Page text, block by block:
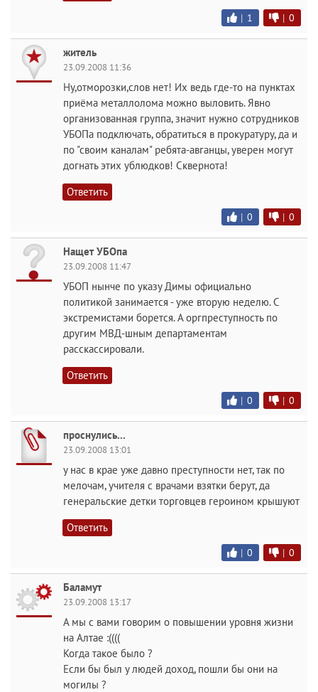
| 1 | 0
житель
23.09.2008 11:36
Ну,отморозки,слов нет! Их ведь где-то на пунктах
приёма металлолома можно выловить. Явно
организованная группа, значит нужно сотрудников
УБОПа подключать, обратиться в прокуратуру, да и
по "своим каналам" ребята-авганцы, уверен могут
догнать этих ублюдков! Сквернота!
Ответить
| 0 | 0
Нащет УБОпа
23.09.2008 11:47
УБОП нынче по указу Димы официально
политикой занимается - уже вторую неделю. С
экстремистами борется. А оргпреступность по
другим МВД-шным департаментам
расскассировали.
Ответить
| 0 | 0
проснулись...
23.09.2008 13:01
у нас в крае уже давно преступности нет, так по
мелочам, учителя с врачами взятки берут, да
генеральские детки торговцев героином крышуют
Ответить
| 0 | 0
Баламут
23.09.2008 13:17
А мы с вами говорим о повышении уровня жизни
на Алтае :((((
Когда такое было ?
Если бы был у людей доход, пошли бы они на
могилы ?